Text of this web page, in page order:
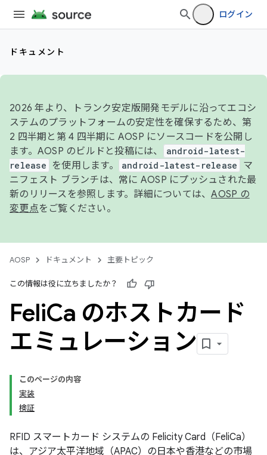
ログイン
ドキュメント
2026 年より、トランク安定版開発モデルに沿ってエコシ
ステムのプラットフォームの安定性を確保するため、第
2 四半期と第 4 四半期に AOSP にソースコードを公開し
ます。AOSP のビルドと投稿には、
android-latest-
release
を使用します。 android-latest-release
マ
ニフェスト ブランチは、常に AOSP にプッシュされた最
新のリリースを参照します。詳細については、AOSP の
変更点をご覧ください。
AOSP ドキュメント 主要トピック
この情報は役に立ちましたか？
FeliCa のホストカード
エミュレーション
このページの内容
実装
検証
RFID スマートカード システムの Felicity Card（FeliCa）
は、アジア太平洋地域（APAC）の日本や香港などの市場